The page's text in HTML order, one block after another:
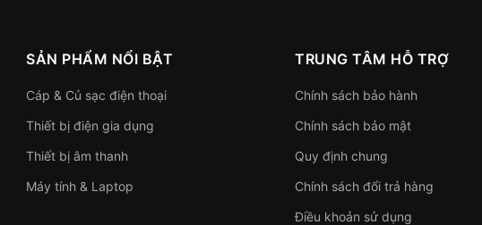
SẢN PHẨM NỔI BẬT
Cáp & Củ sạc điện thoại
Thiết bị điện gia dụng
Thiết bị âm thanh
Máy tính & Laptop
TRUNG TÂM HỖ TRỢ
Chính sách bảo hành
Chính sách bảo mật
Quy định chung
Chính sách đổi trả hàng
Điều khoản sử dụng